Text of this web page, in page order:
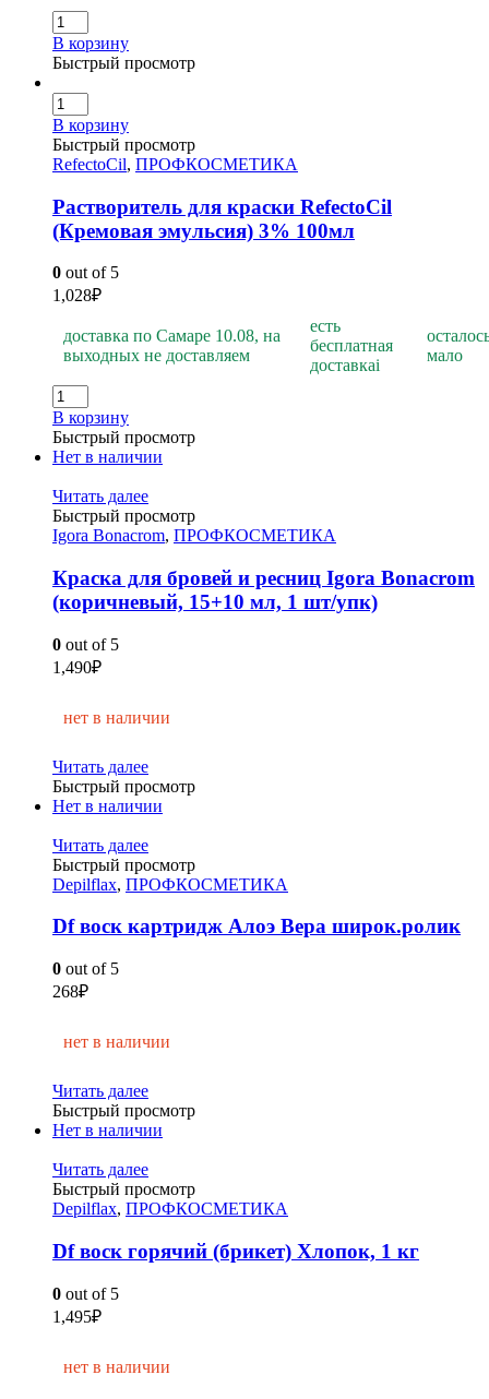
В корзину
Быстрый просмотр
В корзину
Быстрый просмотр
RefectoCil, ПРОФКОСМЕТИКА
Растворитель для краски RefectoCil
(Кремовая эмульсия) 3% 100мл
0 out of 5
1,028₽
доставка по Самаре 10.08, на
выходных не доставляем
есть
бесплатная
доставкаi
мало
В корзину
Быстрый просмотр
Нет в наличии
Читать далее
Быстрый просмотр
Igora Bonacrom, ПРОФКОСМЕТИКА
Краска для бровей и ресниц Igora Bonacrom
(коричневый, 15+10 мл, 1 шт/упк)
0 out of 5
1,490₽
нет в наличии
Читать далее
Быстрый просмотр
Нет в наличии
Читать далее
Быстрый просмотр
Depilflax, ПРОФКОСМЕТИКА
Df воск картридж Алоэ Вера широк.ролик
0 out of 5
268₽
нет в наличии
Читать далее
Быстрый просмотр
Нет в наличии
Читать далее
Быстрый просмотр
Depilflax, ПРОФКОСМЕТИКА
Df воск горячий (брикет) Хлопок, 1 кг
0 out of 5
1,495₽
нет в наличии